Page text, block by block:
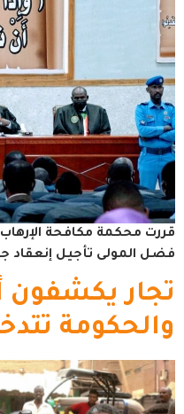
قررت محكمة مكافحة
فضل المولى تأجيل إنعقاد
تجار يكشفون
والحكومة